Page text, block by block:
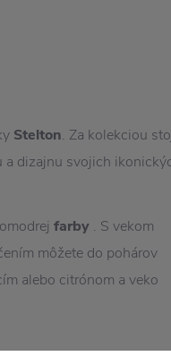
Stelton. Za kolekciou
a dizajnu svojich
farby . S vekom
môžete do pohárov
alebo citrónom a veko